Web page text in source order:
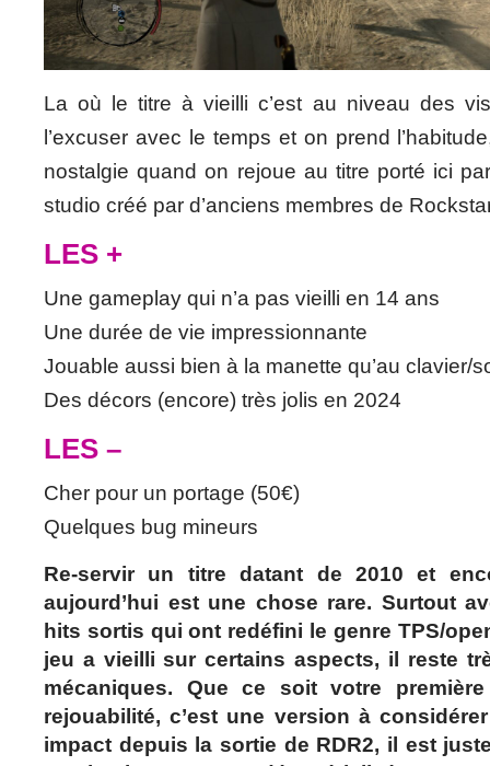
La où le titre à vieilli c’est au niveau des
l’excuser avec le temps et on prend
nostalgie quand on rejoue au titre porté ici
studio créé par d’anciens membres de
LES +
Une gameplay qui n’a pas vieilli en 14 ans
Une durée de vie impressionnante
Jouable aussi bien à la manette qu’au clavier/
Des décors (encore) très jolis en 2024
LES –
Cher pour un portage (50€)
Quelques bug mineurs
Re-servir un titre datant de 2010 et
aujourd’hui est une chose rare. Surtout
hits sortis qui ont redéfini le genre TPS/
jeu a vieilli sur certains aspects, il reste
mécaniques. Que ce soit votre
rejouabilité, c’est une version à
impact depuis la sortie de RDR2, il est